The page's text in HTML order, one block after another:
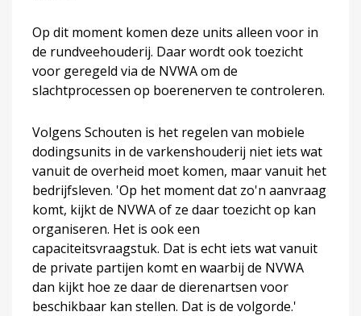
Op dit moment komen deze units alleen voor in
de rundveehouderij. Daar wordt ook toezicht
voor geregeld via de NVWA om de
slachtprocessen op boerenerven te controleren.
Volgens Schouten is het regelen van mobiele
dodingsunits in de varkenshouderij niet iets wat
vanuit de overheid moet komen, maar vanuit het
bedrijfsleven. 'Op het moment dat zo'n aanvraag
komt, kijkt de NVWA of ze daar toezicht op kan
organiseren. Het is ook een
capaciteitsvraagstuk. Dat is echt iets wat vanuit
de private partijen komt en waarbij de NVWA
dan kijkt hoe ze daar de dierenartsen voor
beschikbaar kan stellen. Dat is de volgorde.'